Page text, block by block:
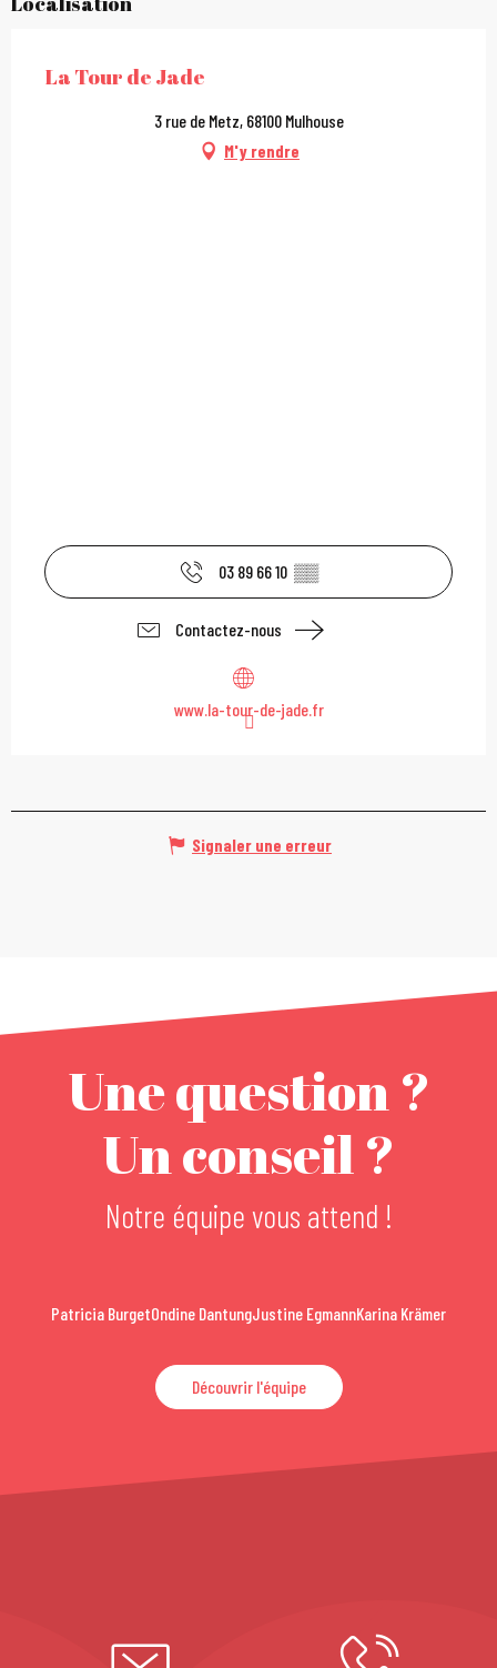
La Tour de Jade
3 rue de Metz, 68100 Mulhouse
M'y rendre
03 89 66 10 ▒▒
Contactez-nous
www.la-tour-de-jade.fr
Signaler une erreur
Une question ?
Un conseil ?
Notre équipe vous attend !
Patricia BurgetOndine DantungJustine EgmannKarina Krämer
Découvrir l'équipe